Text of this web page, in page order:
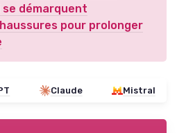
se démarquent
pour prolonger
Claude Mistral